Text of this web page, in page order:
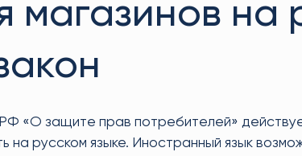
магазинов на
«О защите прав потребителей»
на русском языке. Иностранный язык